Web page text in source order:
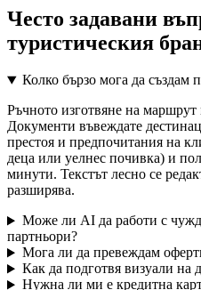
Често задавани
туристическия
Колко бързо мога да създам
Ръчното изготвяне на
Документи въвеждате
престоя и предпочитания на
деца или уелнес почивка) и
минути. Текстът лесно се
разширява.
Може ли AI да работи с
партньори?
Мога ли да превеждам
Как да подготвя визуали на
Нужна ли ми е кредитна